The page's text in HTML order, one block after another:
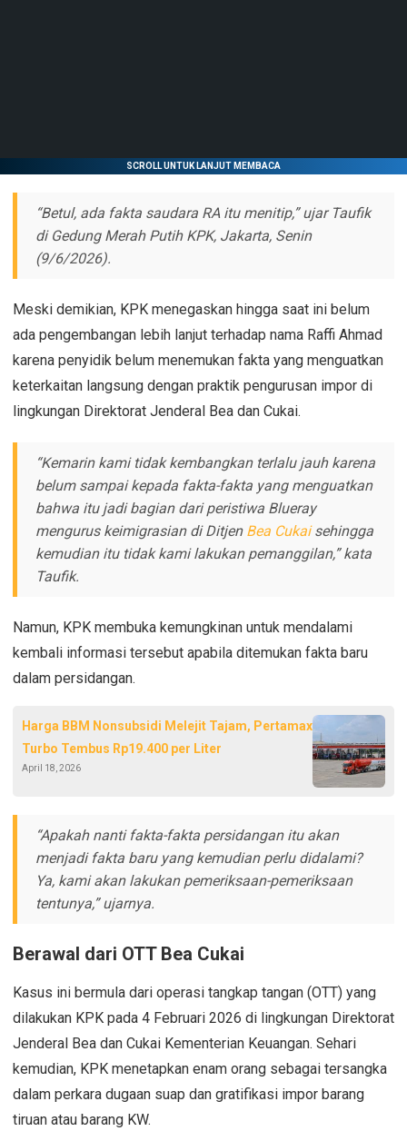
SCROLL UNTUK LANJUT MEMBACA
“Betul, ada fakta saudara RA itu menitip,” ujar Taufik
di Gedung Merah Putih KPK, Jakarta, Senin
(9/6/2026).
Meski demikian, KPK menegaskan hingga saat ini belum
ada pengembangan lebih lanjut terhadap nama Raffi Ahmad
karena penyidik belum menemukan fakta yang menguatkan
keterkaitan langsung dengan praktik pengurusan impor di
lingkungan Direktorat Jenderal Bea dan Cukai.
“Kemarin kami tidak kembangkan terlalu jauh karena
belum sampai kepada fakta-fakta yang menguatkan
bahwa itu jadi bagian dari peristiwa Blueray
mengurus keimigrasian di Ditjen Bea Cukaisehingga
kemudian itu tidak kami lakukan pemanggilan,” kata
Taufik.
Namun, KPK membuka kemungkinan untuk mendalami
kembali informasi tersebut apabila ditemukan fakta baru
dalam persidangan.
Harga BBM Nonsubsidi Melejit Tajam, Pertamax
Turbo Tembus Rp19.400 per Liter
April 18, 2026
“Apakah nanti fakta-fakta persidangan itu akan
menjadi fakta baru yang kemudian perlu didalami?
Ya, kami akan lakukan pemeriksaan-pemeriksaan
tentunya,” ujarnya.
Berawal dari OTT Bea Cukai
Kasus ini bermula dari operasi tangkap tangan (OTT) yang
dilakukan KPK pada 4 Februari 2026 di lingkungan Direktorat
Jenderal Bea dan Cukai Kementerian Keuangan. Sehari
kemudian, KPK menetapkan enam orang sebagai tersangka
dalam perkara dugaan suap dan gratifikasi impor barang
tiruan atau barang KW.